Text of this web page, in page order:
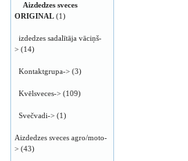
Aizdedzes sveces
ORIGINAL (1)
izdedzes sadalītāja vāciņš-
> (14)
Kontaktgrupa-> (3)
Kvēlsveces-> (109)
Svečvadi-> (1)
Aizdedzes sveces agro/moto-
> (43)